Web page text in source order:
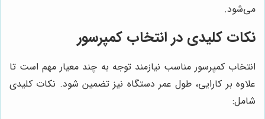
می‌شود.
نکات کلیدی در انتخاب کمپرسور
انتخاب کمپرسور مناسب نیازمند توجه به چند معیار مهم است تا
علاوه بر کارایی، طول عمر دستگاه نیز تضمین شود. نکات کلیدی
شامل: